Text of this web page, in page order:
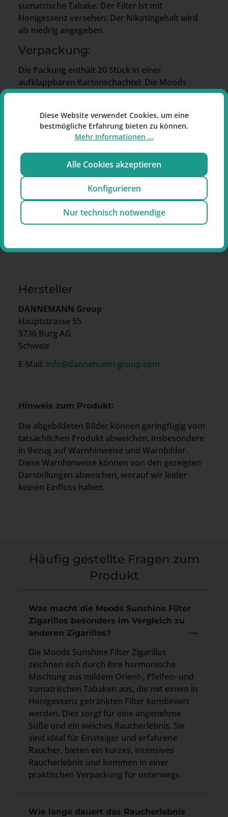
sumatrische Tabake. Der Filter ist mit
Honigessenz versehen. Der Nikotingehalt wird
als niedrig angegeben.
Verpackung:
Die Packung enthält 20 Stück in einer
aufklappbaren Kartonschachtel. Die Moods
Sunshine Filter waren ursprünglich als Moods
Besonderheiten:
Tabakmischung mit Orient-, Pfeifen- und
Sumatra-Tabaken
Filter mit Honigessenz
Aufklappbare Kartonschachtel
Moods Sunshine Filter Zigarillos von
Dannemann, 20er Packung.
Hersteller
DANNEMANN Group
Hauptstrasse 55
5736 Burg AG
Schweiz
E-Mail: info@dannemann-group.com
Hinweis zum Produkt:
Die abgebildeten Bilder können geringfügig vom
tatsächlichen Produkt abweichen, insbesondere
in Bezug auf Warnhinweise und Warnbilder.
Diese Warnhinweise können von den gezeigten
Darstellungen abweichen, worauf wir leider
keinen Einfluss haben.
Häufig gestellte Fragen zum
Produkt
Was macht die Moods Sunshine Filter
Zigarillos besonders im Vergleich zu
anderen Zigarillos?
Die Moods Sunshine Filter Zigarillos
zeichnen sich durch ihre harmonische
Mischung aus mildem Orient-, Pfeifen- und
sumatrischen Tabaken aus, die mit einem in
Honigessenz getränkten Filter kombiniert
werden. Dies sorgt für eine angenehme
Süße und ein weiches Raucherlebnis. Sie
sind ideal für Einsteiger und erfahrene
Raucher, bieten ein kurzes, intensives
Raucherlebnis und kommen in einer
praktischen Verpackung für unterwegs.
Wie lange dauert das Raucherlebnis
Diese Website verwendet Cookies, um eine
bestmögliche Erfahrung bieten zu können.
Mehr Informationen ...
Alle Cookies akzeptieren
Konfigurieren
Nur technisch notwendige